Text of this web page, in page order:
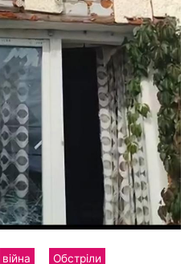
війна Обстріли